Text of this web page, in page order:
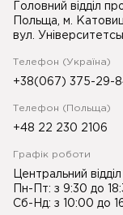
Головний відділ
Польща, м.
вул.
Телефон (Україна)
+38(067) 375-29-
Телефон (Польща)
+48 22 230 2106
Графік роботи
Центральний
Пн-Пт: з 9:30 до
Сб-Нд: з 10:00 до